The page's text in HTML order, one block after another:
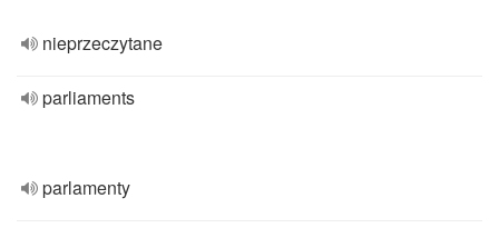
nieprzeczytane
parliaments
parlamenty